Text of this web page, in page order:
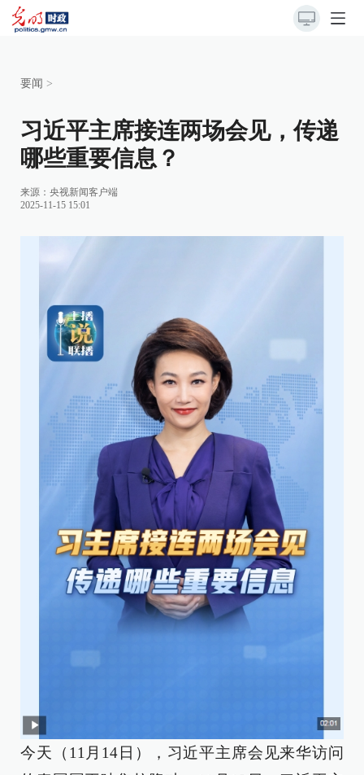
要闻 >
习近平主席接连两场会见，传递
哪些重要信息？
来源： 央视新闻客户端
2025-11-15 15:01
今天（11月14日），习近平主席会见来华访问